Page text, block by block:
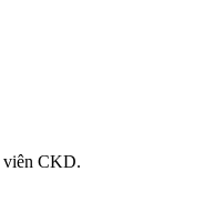
viên CKD.